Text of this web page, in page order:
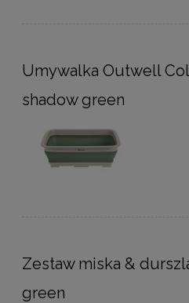
Umywalka Outwell
shadow green
Zestaw miska &
green